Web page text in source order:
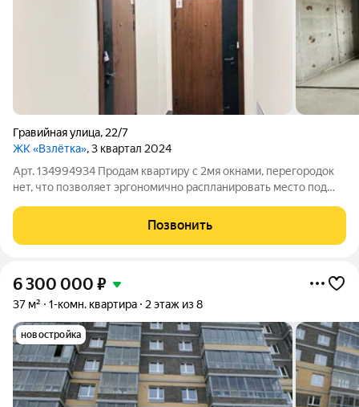
Гравийная улица, 22/7
ЖК «Взлётка», 3 квартал 2024
Арт. 134994934 Продам квартиру с 2мя окнами, перегородок
нет, что позволяет эргономично распланировать место под
отопления, входные двери хорошего качества без замены,
лоджия застеклена,
Позвонить
6 300 000 ₽
37 м² 1-комн. квартира 2 этаж из 8
новостройка